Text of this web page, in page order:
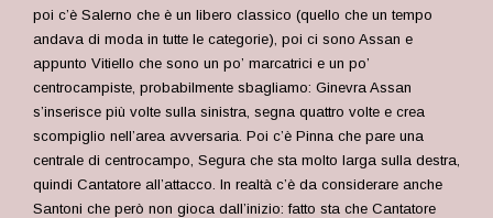
poi c’è Salerno che è un libero classico (quello che un tempo
andava di moda in tutte le categorie), poi ci sono Assan e
appunto Vitiello che sono un po’ marcatrici e un po’
centrocampiste, probabilmente sbagliamo: Ginevra Assan
s’inserisce più volte sulla sinistra, segna quattro volte e crea
scompiglio nell’area avversaria. Poi c’è Pinna che pare una
centrale di centrocampo, Segura che sta molto larga sulla destra,
quindi Cantatore all’attacco. In realtà c’è da considerare anche
Santoni che però non gioca dall’inizio: fatto sta che Cantatore